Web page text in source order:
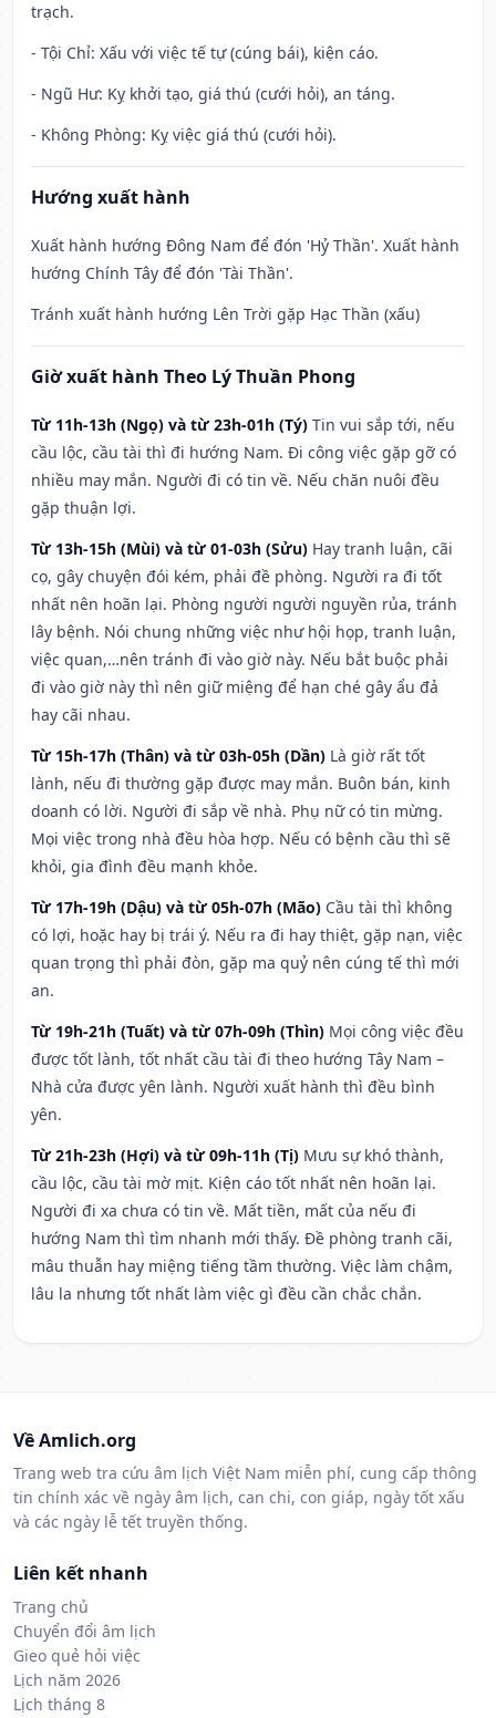
trạch.
- Tội Chỉ: Xấu với việc tế tự (cúng bái), kiện cáo.
- Ngũ Hư: Kỵ khởi tạo, giá thú (cưới hỏi), an táng.
- Không Phòng: Kỵ việc giá thú (cưới hỏi).
Hướng xuất hành
Xuất hành hướng Đông Nam để đón 'Hỷ Thần'. Xuất hành
hướng Chính Tây để đón 'Tài Thần'.
Tránh xuất hành hướng Lên Trời gặp Hạc Thần (xấu)
Giờ xuất hành Theo Lý Thuần Phong
Từ 11h-13h (Ngọ) và từ 23h-01h (Tý) Tin vui sắp tới, nếu
cầu lộc, cầu tài thì đi hướng Nam. Đi công việc gặp gỡ có
nhiều may mắn. Người đi có tin về. Nếu chăn nuôi đều
gặp thuận lợi.
Từ 13h-15h (Mùi) và từ 01-03h (Sửu) Hay tranh luận, cãi
cọ, gây chuyện đói kém, phải đề phòng. Người ra đi tốt
nhất nên hoãn lại. Phòng người người nguyền rủa, tránh
lây bệnh. Nói chung những việc như hội họp, tranh luận,
việc quan,…nên tránh đi vào giờ này. Nếu bắt buộc phải
đi vào giờ này thì nên giữ miệng để hạn ché gây ẩu đả
hay cãi nhau.
Từ 15h-17h (Thân) và từ 03h-05h (Dần) Là giờ rất tốt
lành, nếu đi thường gặp được may mắn. Buôn bán, kinh
doanh có lời. Người đi sắp về nhà. Phụ nữ có tin mừng.
Mọi việc trong nhà đều hòa hợp. Nếu có bệnh cầu thì sẽ
khỏi, gia đình đều mạnh khỏe.
Từ 17h-19h (Dậu) và từ 05h-07h (Mão) Cầu tài thì không
có lợi, hoặc hay bị trái ý. Nếu ra đi hay thiệt, gặp nạn, việc
quan trọng thì phải đòn, gặp ma quỷ nên cúng tế thì mới
an.
Từ 19h-21h (Tuất) và từ 07h-09h (Thìn) Mọi công việc đều
được tốt lành, tốt nhất cầu tài đi theo hướng Tây Nam –
Nhà cửa được yên lành. Người xuất hành thì đều bình
yên.
Từ 21h-23h (Hợi) và từ 09h-11h (Tị) Mưu sự khó thành,
cầu lộc, cầu tài mờ mịt. Kiện cáo tốt nhất nên hoãn lại.
Người đi xa chưa có tin về. Mất tiền, mất của nếu đi
hướng Nam thì tìm nhanh mới thấy. Đề phòng tranh cãi,
mâu thuẫn hay miệng tiếng tầm thường. Việc làm chậm,
lâu la nhưng tốt nhất làm việc gì đều cần chắc chắn.
Về Amlich.org
Trang web tra cứu âm lịch Việt Nam miễn phí, cung cấp thông
tin chính xác về ngày âm lịch, can chi, con giáp, ngày tốt xấu
và các ngày lễ tết truyền thống.
Liên kết nhanh
Trang chủ
Chuyển đổi âm lịch
Gieo quẻ hỏi việc
Lịch năm 2026
Lịch tháng 8